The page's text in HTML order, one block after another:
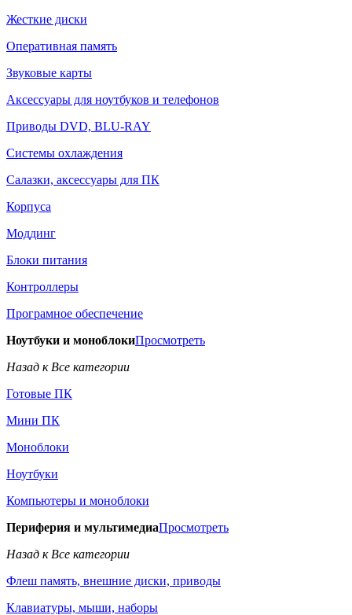
Жесткие диски
Оперативная память
Звуковые карты
Аксессуары для ноутбуков и телефонов
Приводы DVD, BLU-RAY
Системы охлаждения
Салазки, аксессуары для ПК
Корпуса
Моддинг
Блоки питания
Контроллеры
Програмное обеспечение
Ноутбуки и моноблокиПросмотреть
Назад к Все категории
Готовые ПК
Мини ПК
Моноблоки
Ноутбуки
Компьютеры и моноблоки
Периферия и мультимедиаПросмотреть
Назад к Все категории
Флеш память, внешние диски, приводы
Клавиатуры, мыши, наборы